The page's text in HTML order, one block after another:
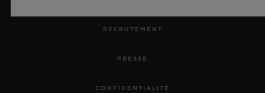
RECRUTEMENT
PRESSE
CONFIDENTIALITÉ